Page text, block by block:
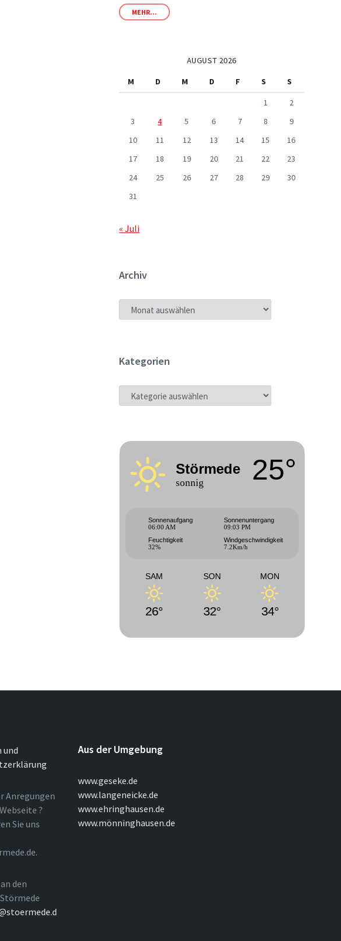
MEHR...
AUGUST 2026
M
D M D F S
S
1
2
3
4 5 6 7 8
9
10
11 12 13 14 15
16
17
18 19 20 21 22
23
24
25 26 27 28 29
30
31
« Juli
Archiv
ARCHIV
Kategorien
KATEGORIEN
Störmede
sonnig 25°
Sonnenaufgang
06:00 AM
Sonnenuntergang
09:03 PM
Feuchtigkeit
32%
Windgeschwindigkeit
7.2Km/h
SAM
26°
SON
32°
MON
34°
und
Anregungen
?
Sie uns
den
Aus der Umgebung
www.geseke.de
www.langeneicke.de
www.ehringhausen.de
www.mönninghausen.de